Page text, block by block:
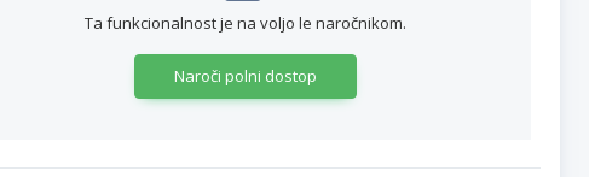
Ta funkcionalnost je na voljo le naročnikom.
Naroči polni dostop